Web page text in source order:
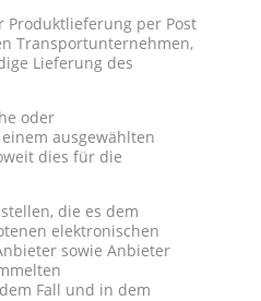
Produktlieferung per Post
Transportunternehmen,
Lieferung des
oder
ausgewählten
dies für die
die es dem
elektronischen
sowie Anbieter
Fall und in dem